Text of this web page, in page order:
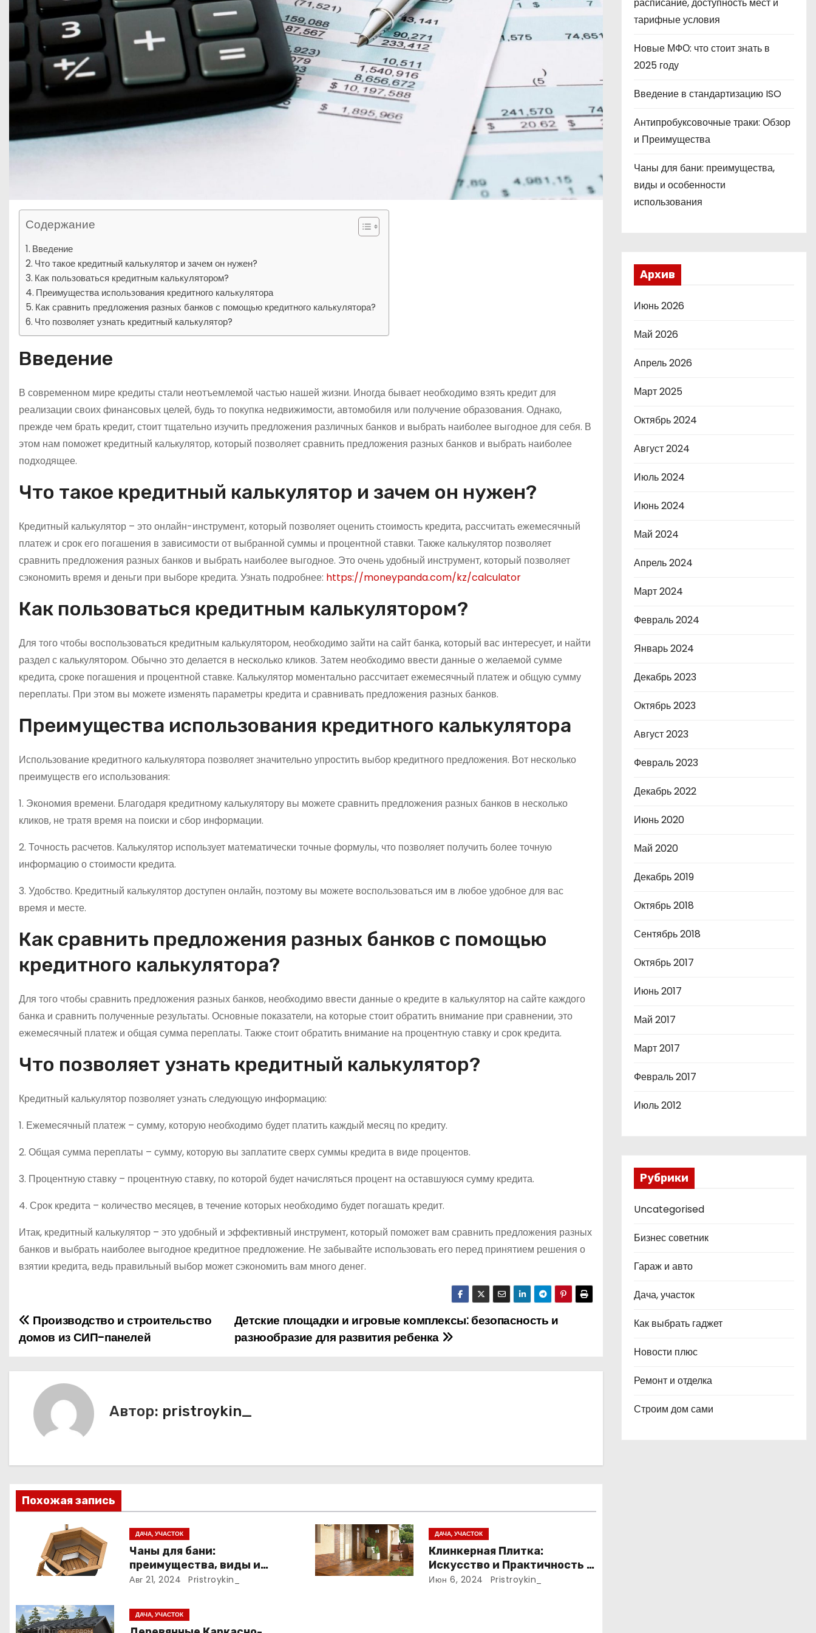
Содержание
Введение
Что такое кредитный калькулятор и зачем он нужен?
Как пользоваться кредитным калькулятором?
Преимущества использования кредитного калькулятора
Как сравнить предложения разных банков с помощью кредитного калькулятора?
Что позволяет узнать кредитный калькулятор?
Введение
В современном мире кредиты стали неотъемлемой частью нашей жизни. Иногда бывает необходимо взять кредит для
реализации своих финансовых целей, будь то покупка недвижимости, автомобиля или получение образования. Однако,
прежде чем брать кредит, стоит тщательно изучить предложения различных банков и выбрать наиболее выгодное для себя. В
этом нам поможет кредитный калькулятор, который позволяет сравнить предложения разных банков и выбрать наиболее
подходящее.
Что такое кредитный калькулятор и зачем он нужен?
Кредитный калькулятор – это онлайн-инструмент, который позволяет оценить стоимость кредита, рассчитать ежемесячный
платеж и срок его погашения в зависимости от выбранной суммы и процентной ставки. Также калькулятор позволяет
сравнить предложения разных банков и выбрать наиболее выгодное. Это очень удобный инструмент, который позволяет
сэкономить время и деньги при выборе кредита. Узнать подробнее: https://moneypanda.com/kz/calculator
Как пользоваться кредитным калькулятором?
Для того чтобы воспользоваться кредитным калькулятором, необходимо зайти на сайт банка, который вас интересует, и найти
раздел с калькулятором. Обычно это делается в несколько кликов. Затем необходимо ввести данные о желаемой сумме
кредита, сроке погашения и процентной ставке. Калькулятор моментально рассчитает ежемесячный платеж и общую сумму
переплаты. При этом вы можете изменять параметры кредита и сравнивать предложения разных банков.
Преимущества использования кредитного калькулятора
Использование кредитного калькулятора позволяет значительно упростить выбор кредитного предложения. Вот несколько
преимуществ его использования:
1. Экономия времени. Благодаря кредитному калькулятору вы можете сравнить предложения разных банков в несколько
кликов, не тратя время на поиски и сбор информации.
2. Точность расчетов. Калькулятор использует математически точные формулы, что позволяет получить более точную
информацию о стоимости кредита.
3. Удобство. Кредитный калькулятор доступен онлайн, поэтому вы можете воспользоваться им в любое удобное для вас
время и месте.
Как сравнить предложения разных банков с помощью
кредитного калькулятора?
Для того чтобы сравнить предложения разных банков, необходимо ввести данные о кредите в калькулятор на сайте каждого
банка и сравнить полученные результаты. Основные показатели, на которые стоит обратить внимание при сравнении, это
ежемесячный платеж и общая сумма переплаты. Также стоит обратить внимание на процентную ставку и срок кредита.
Что позволяет узнать кредитный калькулятор?
Кредитный калькулятор позволяет узнать следующую информацию:
1. Ежемесячный платеж – сумму, которую необходимо будет платить каждый месяц по кредиту.
2. Общая сумма переплаты – сумму, которую вы заплатите сверх суммы кредита в виде процентов.
3. Процентную ставку – процентную ставку, по которой будет начисляться процент на оставшуюся сумму кредита.
4. Срок кредита – количество месяцев, в течение которых необходимо будет погашать кредит.
Итак, кредитный калькулятор – это удобный и эффективный инструмент, который поможет вам сравнить предложения разных
банков и выбрать наиболее выгодное кредитное предложение. Не забывайте использовать его перед принятием решения о
взятии кредита, ведь правильный выбор может сэкономить вам много денег.
Н
а
в
и
з
Детские площадки и игровые комплексы: безопасность и
разнообразие для развития ребенка
Производство и строительство
домов из СИП-панелей
Автор: pristroykin_
Похожая запись
ДАЧА, УЧАСТОК
Чаны для бани:
преимущества, виды и
особенности использования
Авг 21, 2024 Pristroykin_
ДАЧА, УЧАСТОК
Клинкерная Плитка:
Искусство и Практичность в
Одном Материале
Июн 6, 2024 Pristroykin_
ДАЧА, УЧАСТОК
тарифные условия
Новые МФО: что стоит знать в
2025 году
Введение в стандартизацию ISO
Антипробуксовочные траки: Обзор
и Преимущества
Чаны для бани: преимущества,
виды и особенности
использования
Архив
Июнь 2026
Май 2026
Апрель 2026
Март 2025
Октябрь 2024
Август 2024
Июль 2024
Июнь 2024
Май 2024
Апрель 2024
Март 2024
Февраль 2024
Январь 2024
Декабрь 2023
Октябрь 2023
Август 2023
Февраль 2023
Декабрь 2022
Июнь 2020
Май 2020
Декабрь 2019
Октябрь 2018
Сентябрь 2018
Октябрь 2017
Июнь 2017
Май 2017
Март 2017
Февраль 2017
Июль 2012
Рубрики
Uncategorised
Бизнес советник
Гараж и авто
Дача, участок
Как выбрать гаджет
Новости плюс
Ремонт и отделка
Строим дом сами